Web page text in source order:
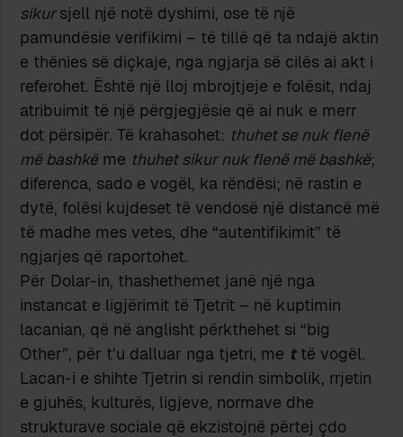
sikursjell një notë dyshimi, ose të një
pamundësie verifikimi – të tillë që ta ndajë aktin
e thënies së diçkaje, nga ngjarja së cilës ai akt i
referohet. Është një lloj mbrojtjeje e folësit, ndaj
atribuimit të një përgjegjësie që ai nuk e merr
dot përsipër. Të krahasohet: thuhet se nuk flenë
më bashkë me thuhet sikur nuk flenë më bashkë;
diferenca, sado e vogël, ka rëndësi; në rastin e
dytë, folësi kujdeset të vendosë një distancë më
të madhe mes vetes, dhe “autentifikimit” të
ngjarjes që raportohet.
Për Dolar-in, thashethemet janë një nga
instancat e ligjërimit të Tjetrit – në kuptimin
lacanian, që në anglisht përkthehet si “big
Other”, për t’u dalluar nga tjetri, me ttë vogël.
Lacan-i e shihte Tjetrin si rendin simbolik, rrjetin
e gjuhës, kulturës, ligjeve, normave dhe
strukturave sociale që ekzistojnë përtej çdo